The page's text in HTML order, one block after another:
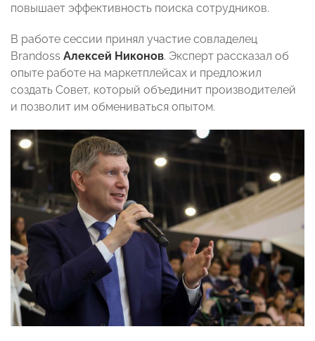
повышает эффективность поиска сотрудников.
В работе сессии принял участие совладелец
Brandoss Алексей Никонов. Эксперт рассказал об
опыте работе на маркетплейсах и предложил
создать Совет, который объединит производителей
и позволит им обмениваться опытом.